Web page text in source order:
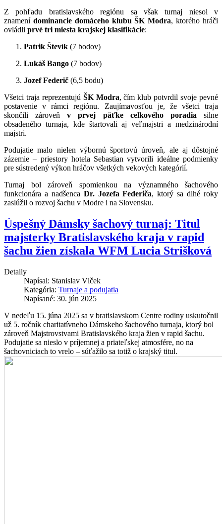
Z pohľadu bratislavského regiónu sa však turnaj niesol v
znamení dominancie domáceho klubu ŠK Modra, ktorého hráči
ovládli prvé tri miesta krajskej klasifikácie:
Patrik Števík (7 bodov)
Lukáš Bango (7 bodov)
Jozef Federič (6,5 bodu)
Všetci traja reprezentujú ŠK Modra, čím klub potvrdil svoje pevné
postavenie v rámci regiónu. Zaujímavosťou je, že všetci traja
skončili zároveňv prvej päťke celkového poradia silne
obsadeného turnaja, kde štartovali aj veľmajstri a medzinárodní
majstri.
Podujatie malo nielen výbornú športovú úroveň, ale aj dôstojné
zázemie – priestory hotela Sebastian vytvorili ideálne podmienky
pre sústredený výkon hráčov všetkých vekových kategórií.
Turnaj bol zároveň spomienkou na významného šachového
funkcionára a nadšenca Dr. Jozefa Federiča, ktorý sa dlhé roky
zaslúžil o rozvoj šachu v Modre i na Slovensku.
Úspešný Dámsky šachový turnaj: Titul
majsterky Bratislavského kraja v rapid
šachu žien získala WFM Lucia Strišková
Detaily
Napísal: Stanislav Vlček
Kategória: Turnaje a podujatia
Napísané: 30. jún 2025
V nedeľu 15. júna 2025 sa v bratislavskom Centre rodiny uskutočnil
už 5. ročník charitatívneho Dámskeho šachového turnaja, ktorý bol
zároveň Majstrovstvami Bratislavského kraja žien v rapid šachu.
Podujatie sa nieslo v príjemnej a priateľskej atmosfére, no na
šachovniciach to vrelo – súťažilo sa totiž o krajský titul.